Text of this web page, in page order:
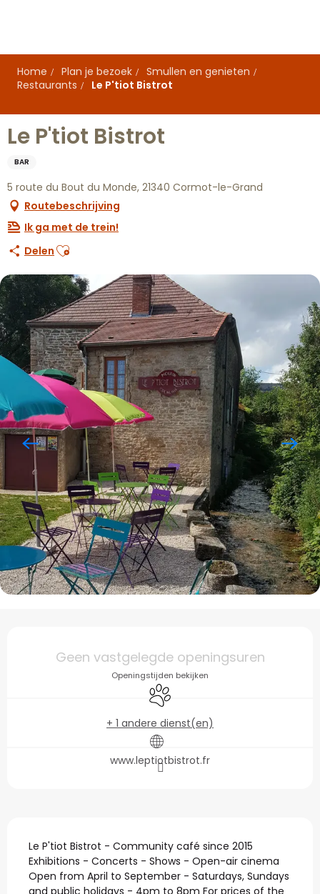
principal
Home
Plan je bezoek
Smullen en genieten
Restaurants
Le P'tiot Bistrot
Le P'tiot Bistrot
BAR
5 route du Bout du Monde, 21340 Cormot-le-Grand
Routebeschrijving
Ik ga met de trein!
Delen Ajouter aux favoris
Openingstijden en
Geen vastgelegde openingsuren
Openingstijden bekijken
Dieren toegelaten
+ 1 andere dienst(en)
www.leptiotbistrot.fr
Beschrijving
Le P'tiot Bistrot - Community café since 2015
Exhibitions - Concerts - Shows - Open-air cinema
Open from April to September - Saturdays, Sundays
and public holidays - 4pm to 8pm For prices of the